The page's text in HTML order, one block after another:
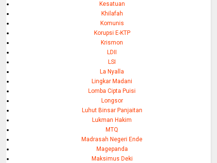
Kesatuan
Khilafah
Komunis
Korupsi E-KTP
Krismon
LDII
LSI
La Nyalla
Lingkar Madani
Lomba Cipta Puisi
Longsor
Luhut Binsar Panjaitan
Lukman Hakim
MTQ
Madrasah Negeri Ende
Magepanda
Maksimus Deki